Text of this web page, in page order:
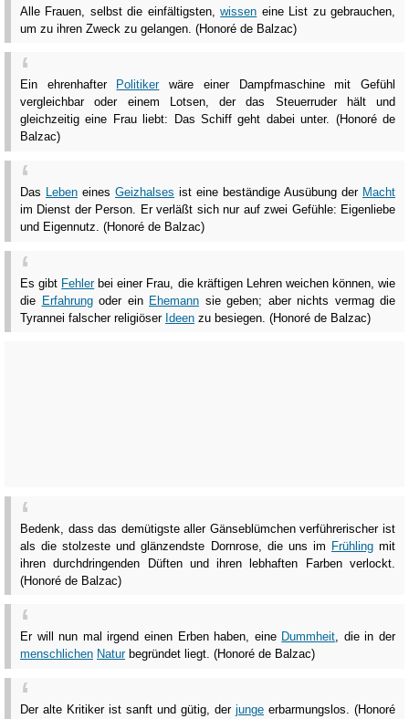
Alle Frauen, selbst die einfältigsten,wissen eine List zu gebrauchen,
um zu ihren Zweck zu gelangen. (Honoré de Balzac)
Ein ehrenhafter Politikerwäre einer Dampfmaschine mit Gefühl
vergleichbar oder einem Lotsen, der das Steuerruder hält und
gleichzeitig eine Frau liebt: Das Schiff geht dabei unter. (Honoré de
Balzac)
Das Leben eines Geizhalses ist eine beständige Ausübung der Macht
im Dienst der Person. Er verläßt sich nur auf zwei Gefühle: Eigenliebe
und Eigennutz. (Honoré de Balzac)
Es gibt Fehlerbei einer Frau, die kräftigen Lehren weichen können, wie
die Erfahrungoder ein Ehemann sie geben; aber nichts vermag die
Tyrannei falscher religiöser Ideen zu besiegen. (Honoré de Balzac)
Bedenk, dass das demütigste aller Gänseblümchen verführerischer ist
als die stolzeste und glänzendste Dornrose, die uns im Frühlingmit
ihren durchdringenden Düften und ihren lebhaften Farben verlockt.
(Honoré de Balzac)
Er will nun mal irgend einen Erben haben, eine Dummheit, die in der
menschlichen Naturbegründet liegt. (Honoré de Balzac)
Der alte Kritiker ist sanft und gütig, der junge erbarmungslos. (Honoré